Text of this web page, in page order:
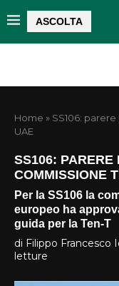
ASCOLTA
Home » SS106:
UAE
SS106: PARERE
COMMISSIONE
Per la SS106 la
europeo ha
guida per la Ten-T
di Filippo Francesco
letture